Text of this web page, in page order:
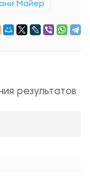
Майер
результатов